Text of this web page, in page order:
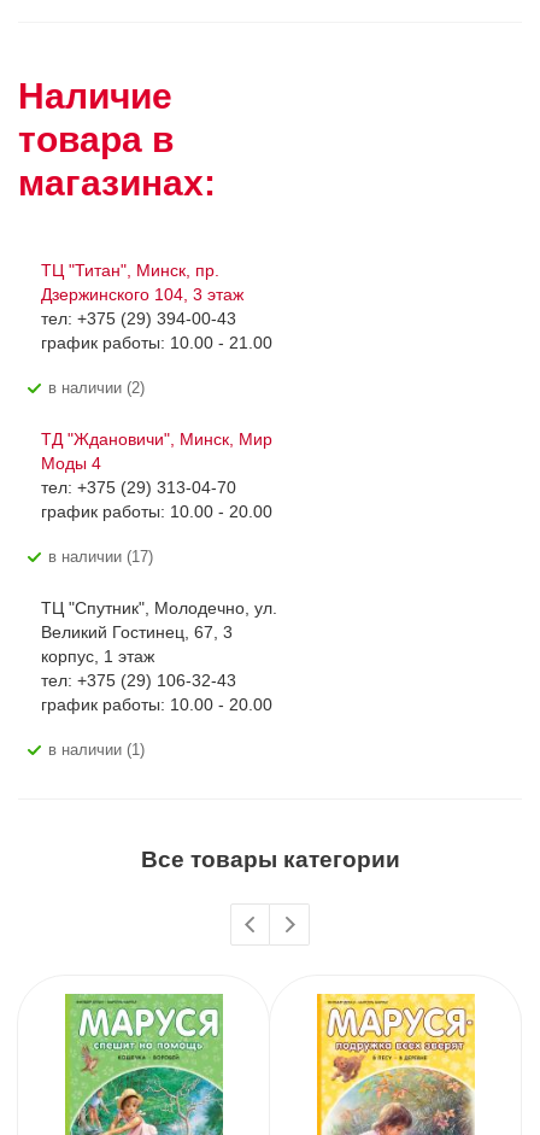
Наличие
товара в
магазинах:
ТЦ "Титан", Минск, пр.
Дзержинского 104, 3 этаж
тел: +375 (29) 394-00-43
график работы: 10.00 - 21.00
В наличии (2)
ТД "Ждановичи", Минск, Мир
Моды 4
тел: +375 (29) 313-04-70
график работы: 10.00 - 20.00
В наличии (17)
ТЦ "Спутник", Молодечно, ул.
Великий Гостинец, 67, 3
корпус, 1 этаж
тел: +375 (29) 106-32-43
график работы: 10.00 - 20.00
В наличии (1)
Все товары категории